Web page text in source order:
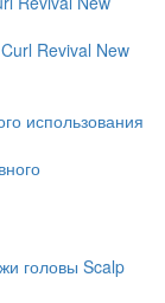
использования
головы Scalp